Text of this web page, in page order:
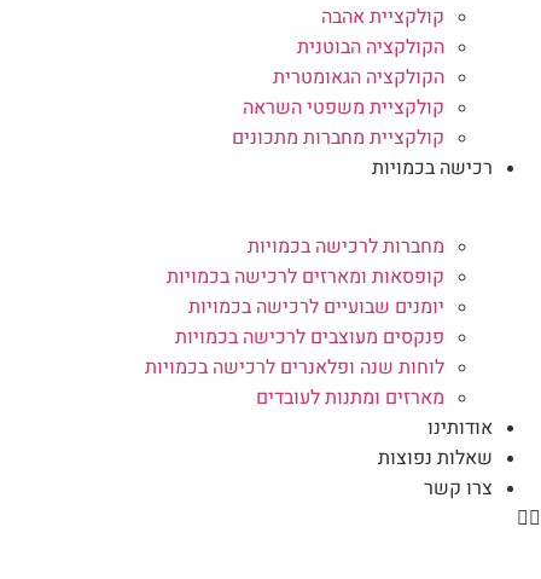
קולקציית אהבה
הקולקציה הבוטנית
הקולקציה הגאומטרית
קולקציית משפטי השראה
קולקציית מחברות מתכונים
רכישה בכמויות
מחברות לרכישה בכמויות
קופסאות ומארזים לרכישה בכמויות
יומנים שבועיים לרכישה בכמויות
פנקסים מעוצבים לרכישה בכמויות
לוחות שנה ופלאנרים לרכישה בכמויות
מארזים ומתנות לעובדים
אודותינו
שאלות נפוצות
צרו קשר